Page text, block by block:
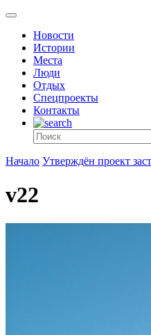
Новости
Истории
Места
Люди
Отдых
Спецпроекты
Контакты
Начало Утверждён проект
v22